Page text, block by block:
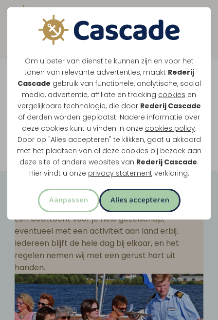
Om u beter van dienst te kunnen zijn en voor het
tonen van relevante advertenties, maakt Rederij
Cascade gebruik van functionele, analytische, social
media, advertentie, affiliate en tracking cookies en
vergelijkbare technologie, die door Rederij Cascade
of derden worden geplaatst. Nadere informatie over
deze cookies kunt u vinden in onze cookies policy.
Door op "Alles accepteren" te klikken, gaat u akkoord
met het plaatsen van al deze cookies bij bezoek aan
deze site of andere websites van Rederij Cascade.
Hier vindt u onze privacy statement verklaring.
Aanpassen Alles accepteren
Boek direct je vaart
Vaar je mee over de
Maasplassen?
Ondanks de lage waterstanden gaan
onze vaarten gewoon door.
Bekijk onze rondvaarten
Groepsuitjes
Een boottocht voor je hele gezelschap,
eventueel met een activiteit aan land erbij.
Iedereen blijft de hele dag bij elkaar, en het
regelen nemen wij met een gerust hart uit
handen.